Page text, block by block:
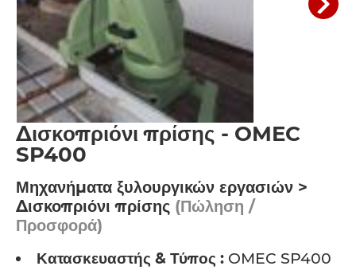
Δισκοπριόνι πρίσης - OMEC
SP400
Μηχανήματα ξυλουργικών εργασιών >
Δισκοπριόνι πρίσης (Πώληση /
Προσφορά)
Κατασκευαστής & Τύπος : OMEC SP400